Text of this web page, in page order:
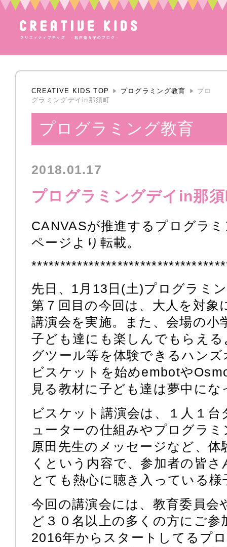
CREATIVE KIDS TOP プログラミング教育
プロ
グラミングデイin那須町
プログラミング教育
2018.01.17
プログラミングデイin那
CANVASが推進するプログラ
ページより転載。
先日、1月13日(土)プログラミ
第７回目の今回は、大人を対
講演会を実施。また、会場の
子ども達にも楽しんでもらえ
グツール等を体験できるハン
ビスケットを始めembotや
見る教材に子ども達は夢中に
ビスケット講演会は、１人１
ューターの仕組みやプログラ
原田先生のメッセージなど、
くという内容で、参加者の皆
とても熱心に聴き入っている様
今回の講演会には、教育委員会
ど３０名以上の多くの方にご
2016年からスタートしてるプ